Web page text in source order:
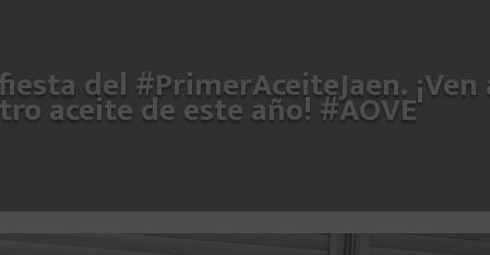
del #PrimerAceiteJaen. ¡Ven
aceite de este año! #AOVE